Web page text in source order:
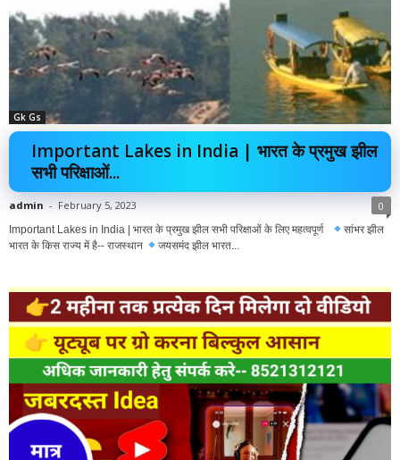
Gk Gs
Important Lakes in India | भारत के प्रमुख झील
सभी परिक्षाओं...
admin - February 5, 2023 0
Important Lakes in India | भारत के प्रमुख झील सभी परिक्षाओं के लिए महत्वपूर्ण
सांभर झील
भारत के किस राज्य में है-- राजस्थान
जयसमंद झील भारत...